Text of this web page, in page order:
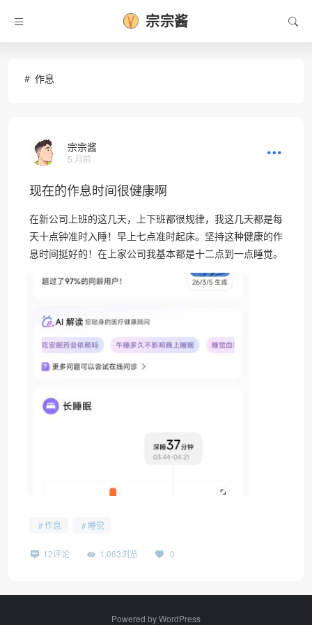
宗宗酱
作息
宗宗酱
5 月前
现在的作息时间很健康啊
在新公司上班的这几天，上下班都很规律，我这几天都是每
天十点钟准时入睡！早上七点准时起床。坚持这种健康的作
息时间挺好的！在上家公司我基本都是十二点到一点睡觉。
作息 睡觉
12评论 1,063浏览 0
Powered byWordPress